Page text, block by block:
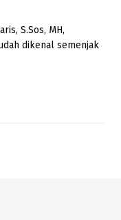
S.Sos, MH,
dikenal semenjak